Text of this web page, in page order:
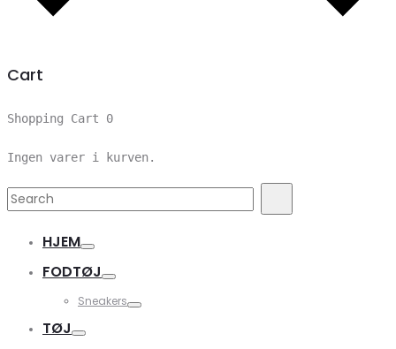
Cart
Shopping Cart 0
Ingen varer i kurven.
Search
HJEM
FODTØJ
Sneakers
TØJ